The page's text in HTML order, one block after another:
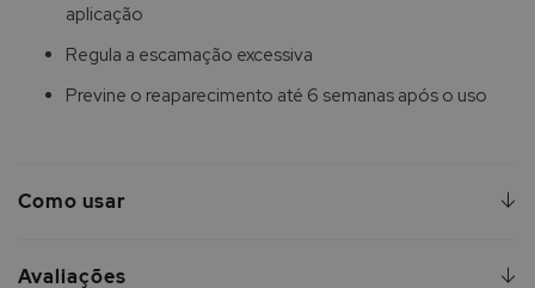
aplicação
Regula a escamação excessiva
Previne o reaparecimento até 6 semanas após o uso
Como usar
Avaliações